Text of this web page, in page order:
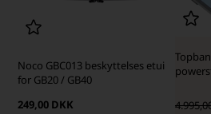
Noco GBC013 beskyttelses etui
for GB20 / GB40
249,00 DKK